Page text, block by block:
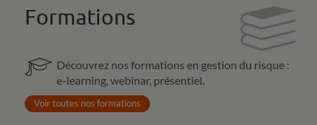
Formations
Découvrez nos formations en gestion du risque :
e-learning, webinar, présentiel.
Voir toutes nos formations